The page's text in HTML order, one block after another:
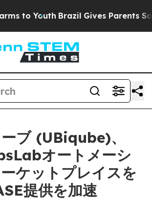
to Youth Brazil Gives Parents
ブ (UBiqube)、
オートメーシ
ケットプレイスを
提供を加速